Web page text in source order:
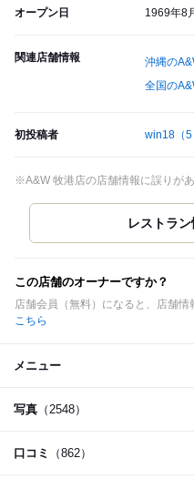
オープン日 1969年8
関連店舗情報
沖縄の
全国の
初投稿者 win18 （5
※A&W 牧港店の店舗情報に誤りが
この店舗のオーナーですか？
店舗会員（無料）になると、店舗情
こちら
メニュー
写真 （2548）
口コミ （862）